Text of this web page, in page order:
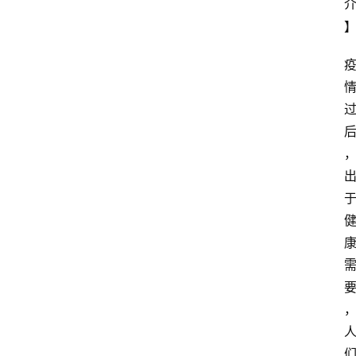
介
】
疫
情
过
后
，
出
于
健
康
需
要
，
人